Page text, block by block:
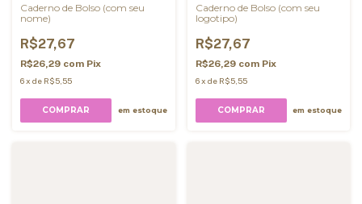
Caderno de Bolso (com seu
nome)
R$27,67
R$26,29 com Pix
6x de R$5,55
COMPRAR em estoque
Caderno de Bolso (com seu
logotipo)
R$27,67
R$26,29 com Pix
6 x de R$5,55
COMPRAR em estoque